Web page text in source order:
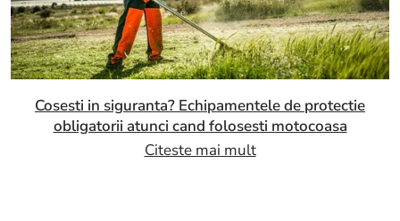
Cosesti in siguranta? Echipamentele de protectie
obligatorii atunci cand folosesti motocoasa
Citeste mai mult